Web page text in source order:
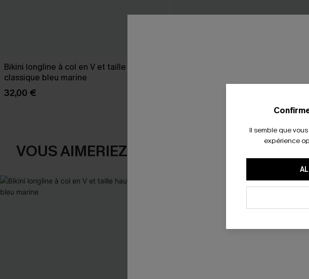
Bikini longline à col en V et taille haute
classique bleu marine
32,00 €
VOUS AIMERIEZ AUSSI
Il semble que
expérience